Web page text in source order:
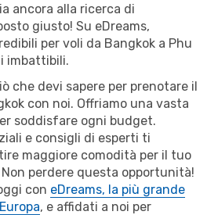
ancora alla ricerca di
giusto! Su eDreams,
per voli da Bangkok a Phu
imbattibili.
che devi sapere per prenotare il
con noi. Offriamo una vasta
soddisfare ogni budget.
e consigli di esperti ti
maggiore comodità per il tuo
perdere questa opportunità!
con eDreams, la più grande
, e affidati a noi per